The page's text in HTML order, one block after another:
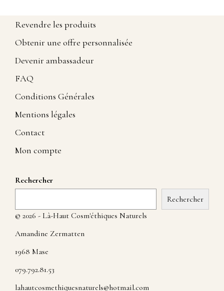
Revendre les produits
Obtenir une offre personnalisée
Devenir ambassadeur
FAQ
Conditions Générales
Mentions légales
Contact
Mon compte
Rechercher
Rechercher
© 2026 - Là-Haut Cosm'éthiques Naturels
Amandine Zermatten
1968 Mase
079.792.81.53
lahautcosmethiquesnaturels@hotmail.com